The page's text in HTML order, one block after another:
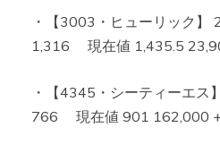
・【3003・ヒューリック
1,316 現在値 1,435.5
・【4345・シーティーエ
766 現在値 901 162,000